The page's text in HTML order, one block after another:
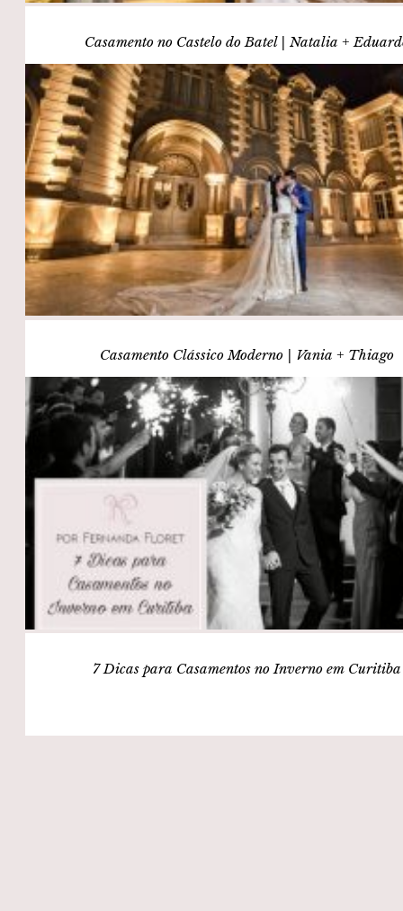
Casamento no Castelo do Batel | Natalia +
Casamento Clássico Moderno | Vania + Thiago
7 Dicas para Casamentos no Inverno em Curitiba